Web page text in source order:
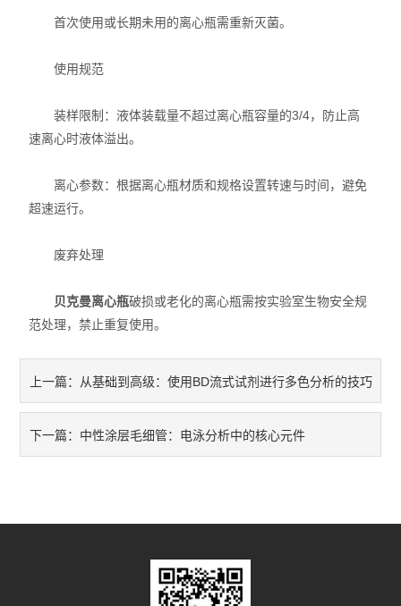
首次使用或长期未用的离心瓶需重新灭菌。
使用规范
装样限制：液体装载量不超过离心瓶容量的3/4，防止高
速离心时液体溢出。
离心参数：根据离心瓶材质和规格设置转速与时间，避免
超速运行。
废弃处理
贝克曼离心瓶破损或老化的离心瓶需按实验室生物安全规
范处理，禁止重复使用。
上一篇： 从基础到高级：使用BD流式试剂进行多色分析的技巧
下一篇： 中性涂层毛细管：电泳分析中的核心元件